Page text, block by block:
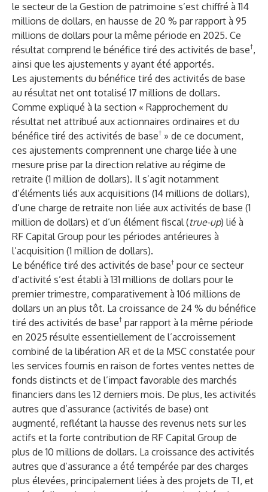
le secteur de la Gestion de patrimoine s’est chiffré à 114
millions de dollars, en hausse de 20 % par rapport à 95
millions de dollars pour la même période en 2025. Ce
résultat comprend le bénéfice tiré des activités de base†,
ainsi que les ajustements y ayant été apportés.
Les ajustements du bénéfice tiré des activités de base
au résultat net ont totalisé 17 millions de dollars.
Comme expliqué à la section « Rapprochement du
résultat net attribué aux actionnaires ordinaires et du
bénéfice tiré des activités de base† » de ce document,
ces ajustements comprennent une charge liée à une
mesure prise par la direction relative au régime de
retraite (1 million de dollars). Il s’agit notamment
d’éléments liés aux acquisitions (14 millions de dollars),
d’une charge de retraite non liée aux activités de base (1
million de dollars) et d’un élément fiscal (true-up) lié à
RF Capital Group pour les périodes antérieures à
l’acquisition (1 million de dollars).
Le bénéfice tiré des activités de base† pour ce secteur
d’activité s’est établi à 131 millions de dollars pour le
premier trimestre, comparativement à 106 millions de
dollars un an plus tôt. La croissance de 24 % du bénéfice
tiré des activités de base† par rapport à la même période
en 2025 résulte essentiellement de l’accroissement
combiné de la libération AR et de la MSC constatée pour
les services fournis en raison de fortes ventes nettes de
fonds distincts et de l’impact favorable des marchés
financiers dans les 12 derniers mois. De plus, les activités
autres que d’assurance (activités de base) ont
augmenté, reflétant la hausse des revenus nets sur les
actifs et la forte contribution de RF Capital Group de
plus de 10 millions de dollars. La croissance des activités
autres que d’assurance a été tempérée par des charges
plus élevées, principalement liées à des projets de TI, et